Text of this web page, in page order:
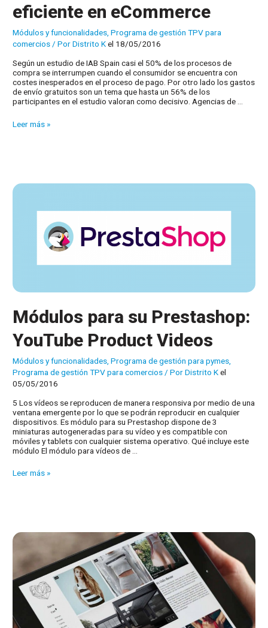
eficiente en eCommerce
Módulos y funcionalidades ,Programa de gestión TPV para
comercios / PorDistrito Kel 18/05/2016
Según un estudio de IAB Spain casi el 50% de los procesos de
compra se interrumpen cuando el consumidor se encuentra con
costes inesperados en el proceso de pago. Por otro lado los gastos
de envío gratuitos son un tema que hasta un 56% de los
participantes en el estudio valoran como decisivo. Agencias de …
La
eCommerce
Leer más »
Módulos para su Prestashop:
YouTube Product Videos
Módulos y funcionalidades ,Programa de gestión para pymes
Programa de gestión TPV para comercios / PorDistrito Kel
05/05/2016
5 Los vídeos se reproducen de manera responsiva por medio de una
ventana emergente por lo que se podrán reproducir en cualquier
dispositivos. Es módulo para su Prestashop dispone de 3
miniaturas autogeneradas para su vídeo y es compatible con
móviles y tablets con cualquier sistema operativo. Qué incluye este
módulo El módulo para vídeos de …
Módulos
Videos
Leer más »